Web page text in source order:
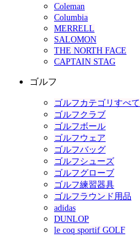
Coleman
Columbia
MERRELL
SALOMON
THE NORTH FACE
CAPTAIN STAG
ゴルフ
ゴルフカテゴリすべて
ゴルフクラブ
ゴルフボール
ゴルフウェア
ゴルフバッグ
ゴルフシューズ
ゴルフグローブ
ゴルフ練習器具
ゴルフラウンド用品
adidas
DUNLOP
le coq sportif GOLF